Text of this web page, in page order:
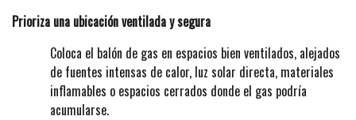
Prioriza una ubicación ventilada y segura
Coloca el balón de gas en espacios bien ventilados, alejados
de fuentes intensas de calor, luz solar directa, materiales
inflamables o espacios cerrados donde el gas podría
acumularse.